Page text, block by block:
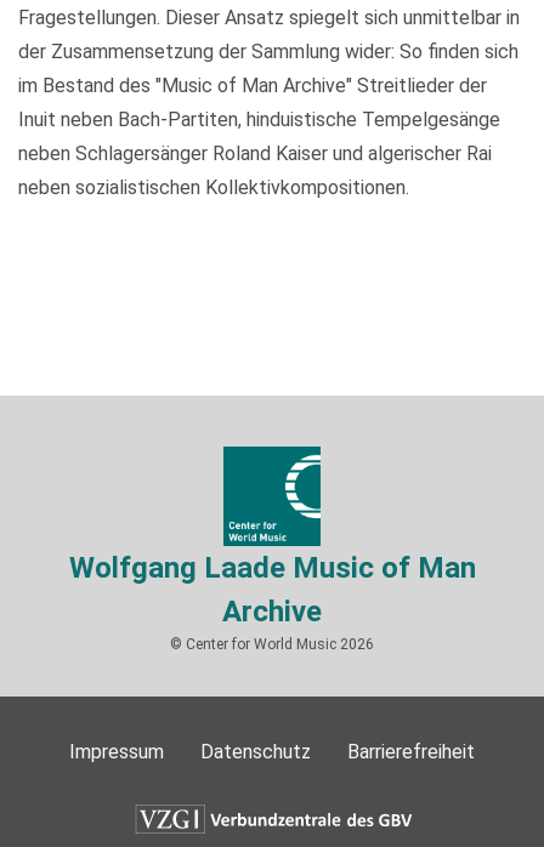
Fragestellungen. Dieser Ansatz spiegelt sich unmittelbar in
der Zusammensetzung der Sammlung wider: So finden sich
im Bestand des "Music of Man Archive" Streitlieder der
Inuit neben Bach-Partiten, hinduistische Tempelgesänge
neben Schlagersänger Roland Kaiser und algerischer Rai
neben sozialistischen Kollektivkompositionen.
Wolfgang Laade Music of Man
Archive
© Center for World Music 2026
Impressum Datenschutz Barrierefreiheit